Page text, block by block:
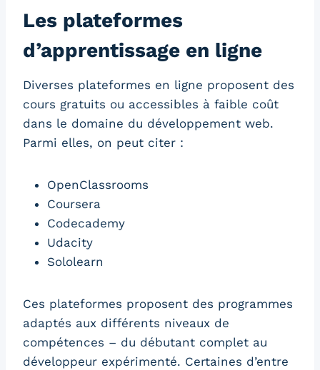
Les plateformes
d’apprentissage en ligne
Diverses plateformes en ligne proposent des
cours gratuits ou accessibles à faible coût
dans le domaine du développement web.
Parmi elles, on peut citer :
OpenClassrooms
Coursera
Codecademy
Udacity
Sololearn
Ces plateformes proposent des programmes
adaptés aux différents niveaux de
compétences – du débutant complet au
développeur expérimenté. Certaines d’entre